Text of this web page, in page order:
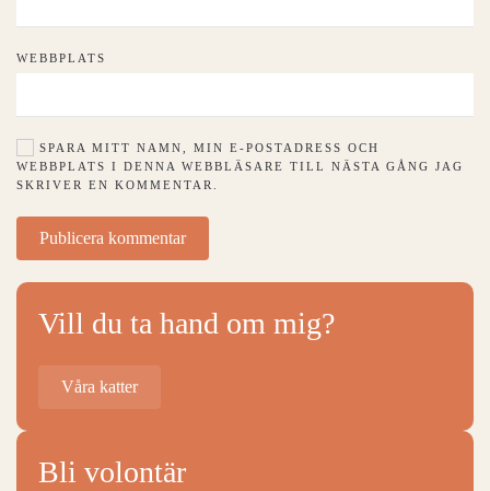
WEBBPLATS
SPARA MITT NAMN, MIN E-POSTADRESS OCH
WEBBPLATS I DENNA WEBBLÄSARE TILL NÄSTA GÅNG JAG
SKRIVER EN KOMMENTAR.
Publicera kommentar
Vill du ta hand om mig?
Våra katter
Bli volontär